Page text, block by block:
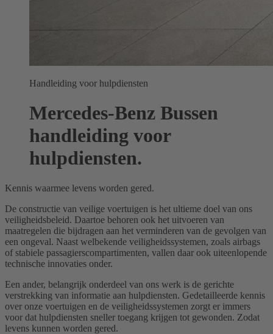
Handleiding voor hulpdiensten
Mercedes-Benz Bussen
handleiding voor
hulpdiensten.
Kennis waarmee levens worden gered.
De constructie van veilige voertuigen is het ultieme doel van ons
veiligheidsbeleid. Daartoe behoren ook het uitvoeren van
maatregelen die bijdragen aan het verminderen van de gevolgen van
een ongeval. Naast welbekende veiligheidssystemen, zoals airbags
of stabiele passagierscompartimenten, vallen daar ook uiteenlopende
technische innovaties onder.
Een ander, belangrijk onderdeel van ons werk is de gerichte
verstrekking van informatie aan hulpdiensten. Gedetailleerde kennis
over onze voertuigen en de veiligheidssystemen zorgt er immers
voor dat hulpdiensten sneller toegang krijgen tot gewonden. Zodat
levens kunnen worden gered.